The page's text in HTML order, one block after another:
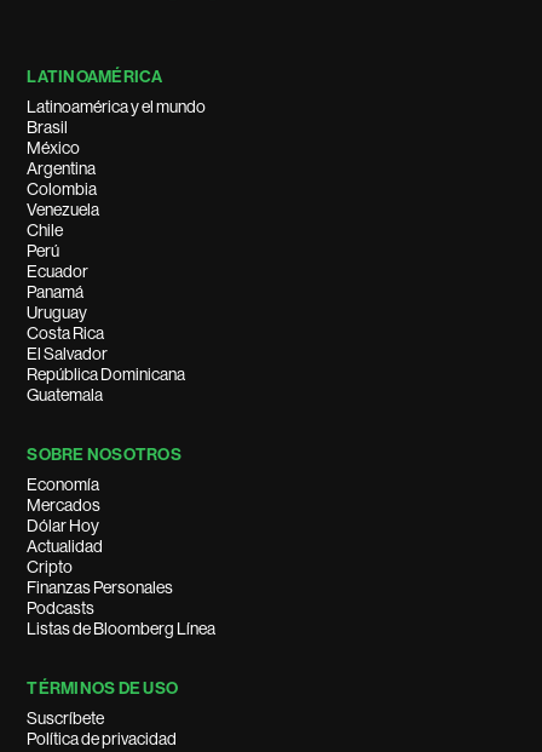
LATINOAMÉRICA
Latinoamérica y el mundo
Brasil
México
Argentina
Colombia
Venezuela
Chile
Perú
Ecuador
Panamá
Uruguay
Costa Rica
El Salvador
República Dominicana
Guatemala
SOBRE NOSOTROS
Economía
Mercados
Dólar Hoy
Actualidad
Cripto
Finanzas Personales
Podcasts
Listas de Bloomberg Línea
TÉRMINOS DE USO
Suscríbete
Política de privacidad